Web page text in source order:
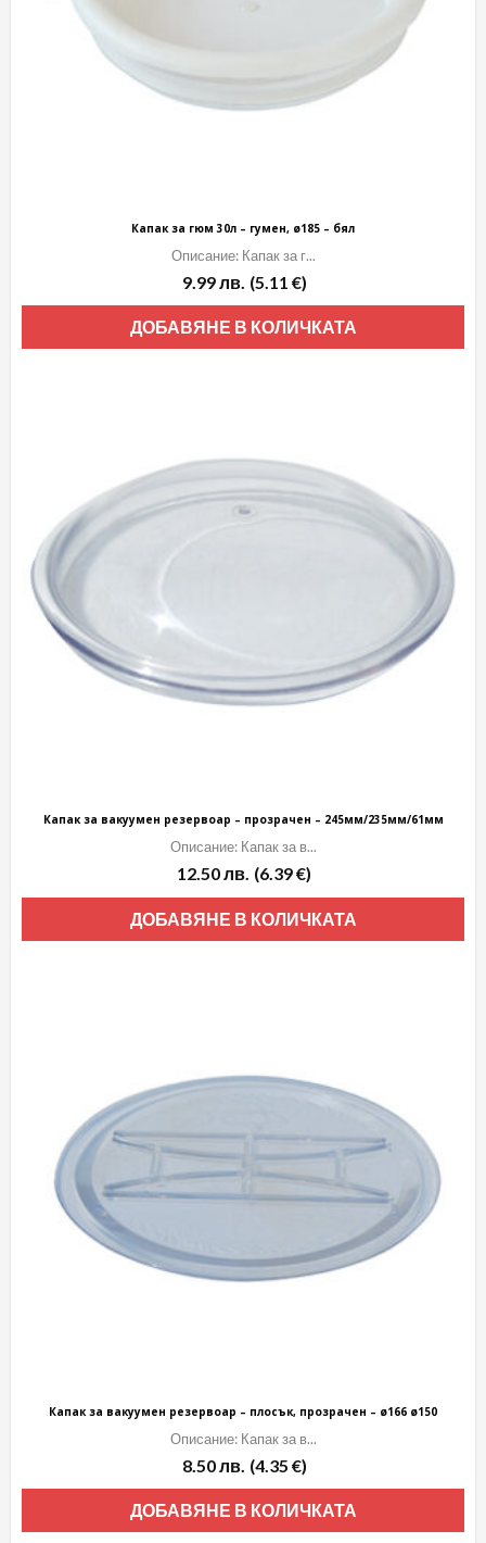
Капак за гюм 30л – гумен, ø185 – бял
Описание: Капак за г...
9.99лв. (5.11 €)
ДОБАВЯНЕ В КОЛИЧКАТА
Капак за вакуумен резервоар – прозрачен – 245мм/235мм/61мм
Описание: Капак за в...
12.50лв. (6.39 €)
ДОБАВЯНЕ В КОЛИЧКАТА
Капак за вакуумен резервоар – плосък, прозрачен – ø166 ø150
Описание: Капак за в...
8.50лв. (4.35 €)
ДОБАВЯНЕ В КОЛИЧКАТА